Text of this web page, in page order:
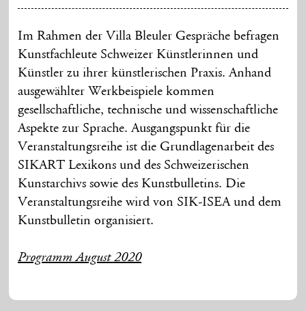
Im Rahmen der Villa Bleuler Gespräche befragen
Kunstfachleute Schweizer Künstlerinnen und
Künstler zu ihrer künstlerischen Praxis. Anhand
ausgewählter Werkbeispiele kommen
gesellschaftliche, technische und wissenschaftliche
Aspekte zur Sprache. Ausgangspunkt für die
Veranstaltungsreihe ist die Grundlagenarbeit des
SIKART Lexikons und des Schweizerischen
Kunstarchivs sowie des Kunstbulletins. Die
Veranstaltungsreihe wird von SIK-ISEA und dem
Kunstbulletin organisiert.
Programm August 2020